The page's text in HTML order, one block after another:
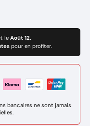
le Août 12.
pour en profiter.
bancaires ne sont jamais